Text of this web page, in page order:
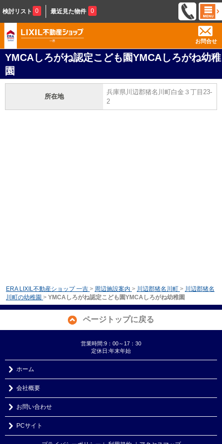
検討リスト 0 最近見た物件 0
お問合せ
YMCAしろがね認定こども園YMCAしろがね幼稚
園
所在地
兵庫県川辺郡猪名川町白金３丁目23-
2
ERA LIXIL不動産ショップ 一吉 > 周辺施設案内 > 川辺郡猪名川町 > 川辺郡猪名
川町の幼稚園 > YMCAしろがね認定こども園YMCAしろがね幼稚園
ページトップに戻る
営業時間:9：00～17：30
定休日:年末年始
ホーム
会社概要
お問い合わせ
PCサイト